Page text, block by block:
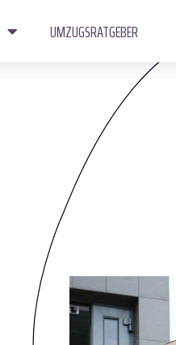
UMZUGSRATGEBER